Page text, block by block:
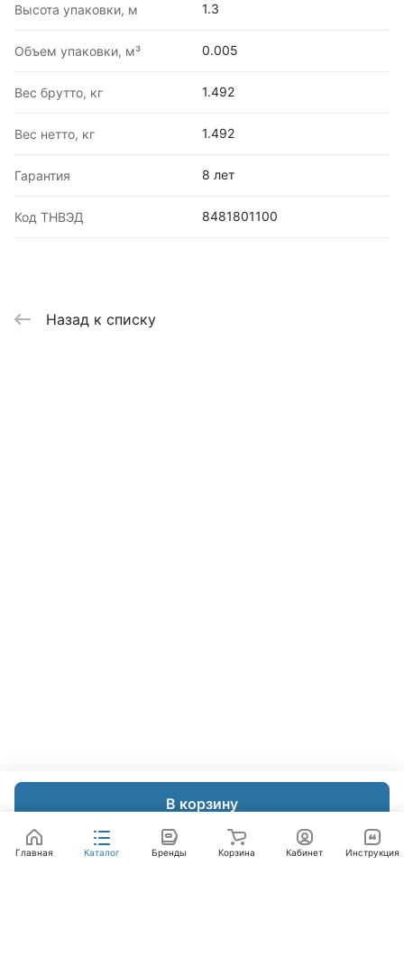
В корзину
Высота упаковки, м 1.3
Объем упаковки, м³ 0.005
Вес брутто, кг 1.492
Вес нетто, кг 1.492
Гарантия 8 лет
Код ТНВЭД 8481801100
Назад к списку
Главная Каталог Бренды Корзина Кабинет Инструкция